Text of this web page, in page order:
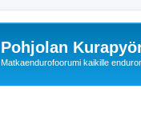
Pohjolan
Matkaendurofoorumi kaikille